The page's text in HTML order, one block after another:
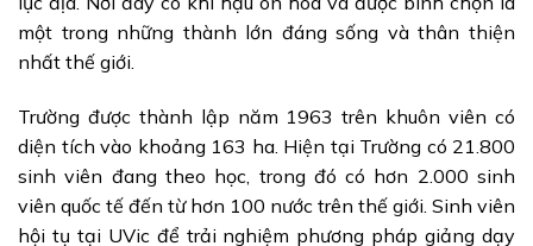
một trong những thành lớn đáng sống và thân thiện
nhất thế giới.
Trường được thành lập năm 1963 trên khuôn viên có
diện tích vào khoảng 163 ha. Hiện tại Trường có 21.800
sinh viên đang theo học, trong đó có hơn 2.000 sinh
viên quốc tế đến từ hơn 100 nước trên thế giới. Sinh viên
hội tụ tại UVic để trải nghiệm phương pháp giảng dạy